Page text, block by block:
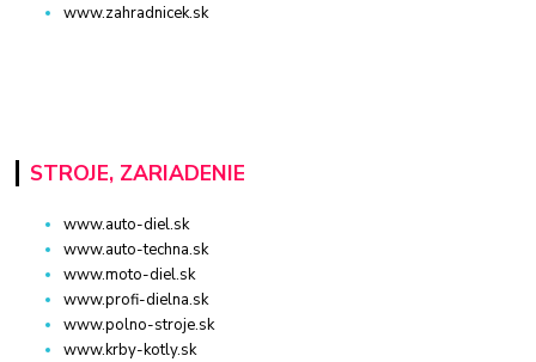
www.zahradnicek.sk
STROJE, ZARIADENIE
www.auto-diel.sk
www.auto-techna.sk
www.moto-diel.sk
www.profi-dielna.sk
www.polno-stroje.sk
www.krby-kotly.sk